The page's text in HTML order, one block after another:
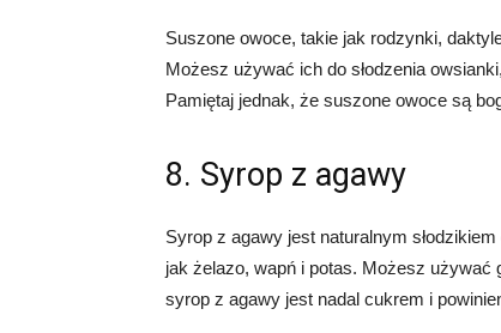
Suszone owoce, takie jak rodzynki,
Możesz używać ich do słodzenia
Pamiętaj jednak, że suszone owoce są
8. Syrop z agawy
Syrop z agawy jest naturalnym
jak żelazo, wapń i potas. Możesz używać
syrop z agawy jest nadal cukrem i